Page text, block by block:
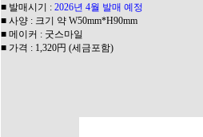
■ 발매시기 : 2026년 4월 발매 예정
■ 사양 : 크기 약 W50mm*H90mm
■ 메이커 : 굿스마일
■ 가격 : 1,320円 (세금포함)